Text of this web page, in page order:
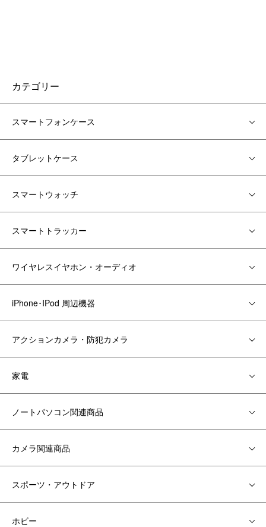
カテゴリー
スマートフォンケース
タブレットケース
スマートウォッチ
スマートトラッカー
ワイヤレスイヤホン・オーディオ
iPhone･IPod 周辺機器
アクションカメラ・防犯カメラ
家電
ノートパソコン関連商品
カメラ関連商品
スポーツ・アウトドア
ホビー